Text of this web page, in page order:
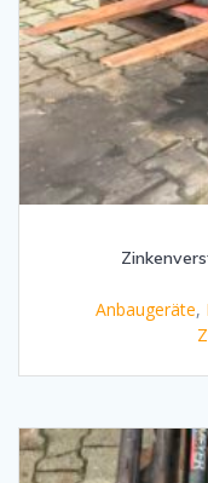
Anbaugeräte,